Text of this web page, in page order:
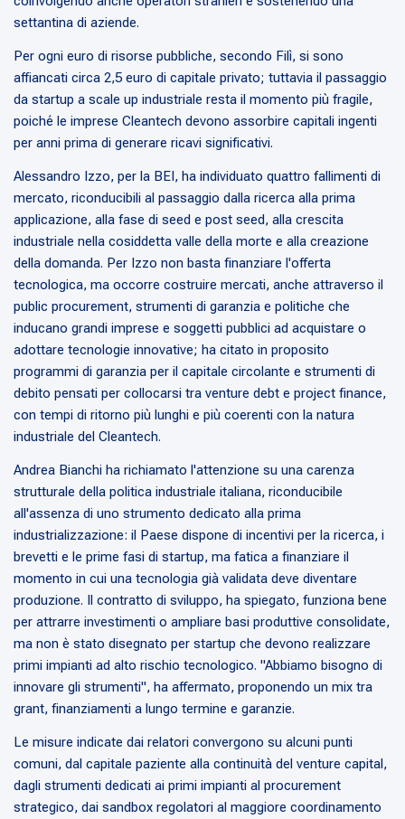
settantina di aziende.
Per ogni euro di risorse pubbliche, secondo Filì, si sono
affiancati circa 2,5 euro di capitale privato; tuttavia il passaggio
da startup a scale up industriale resta il momento più fragile,
poiché le imprese Cleantech devono assorbire capitali ingenti
per anni prima di generare ricavi significativi.
Alessandro Izzo, per la BEI, ha individuato quattro fallimenti di
mercato, riconducibili al passaggio dalla ricerca alla prima
applicazione, alla fase di seed e post seed, alla crescita
industriale nella cosiddetta valle della morte e alla creazione
della domanda. Per Izzo non basta finanziare l'offerta
tecnologica, ma occorre costruire mercati, anche attraverso il
public procurement, strumenti di garanzia e politiche che
inducano grandi imprese e soggetti pubblici ad acquistare o
adottare tecnologie innovative; ha citato in proposito
programmi di garanzia per il capitale circolante e strumenti di
debito pensati per collocarsi tra venture debt e project finance,
con tempi di ritorno più lunghi e più coerenti con la natura
industriale del Cleantech.
Andrea Bianchi ha richiamato l'attenzione su una carenza
strutturale della politica industriale italiana, riconducibile
all'assenza di uno strumento dedicato alla prima
industrializzazione: il Paese dispone di incentivi per la ricerca, i
brevetti e le prime fasi di startup, ma fatica a finanziare il
momento in cui una tecnologia già validata deve diventare
produzione. Il contratto di sviluppo, ha spiegato, funziona bene
per attrarre investimenti o ampliare basi produttive consolidate,
ma non è stato disegnato per startup che devono realizzare
primi impianti ad alto rischio tecnologico. "Abbiamo bisogno di
innovare gli strumenti", ha affermato, proponendo un mix tra
grant, finanziamenti a lungo termine e garanzie.
Le misure indicate dai relatori convergono su alcuni punti
comuni, dal capitale paziente alla continuità del venture capital,
dagli strumenti dedicati ai primi impianti al procurement
strategico, dai sandbox regolatori al maggiore coordinamento